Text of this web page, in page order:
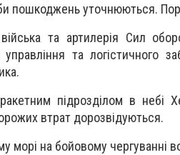
пошкоджень уточнюються.
війська та артилерія Сил
управління та логістичного
ракетним підрозділом в
втрат дорозвідуються.
морі на бойовому чергуванні